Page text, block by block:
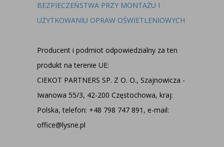
BEZPIECZEŃSTWA PRZY MONTAŻU I
UŻYTKOWANIU OPRAW OŚWIETLENIOWYCH
Producent i podmiot odpowiedzialny za ten
produkt na terenie UE:
CIEKOT PARTNERS SP. Z O. O., Szajnowicza -
Iwanowa 55/3, 42-200 Częstochowa, kraj:
Polska, telefon: +48 798 747 891, e-mail:
office@lysne.pl